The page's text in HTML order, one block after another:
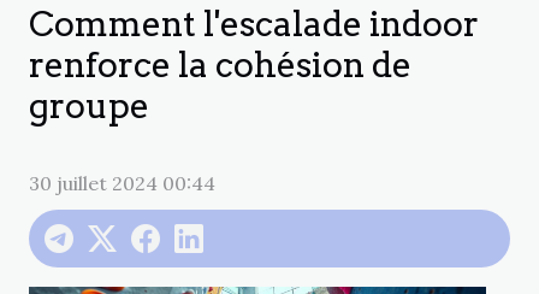
Comment l'escalade indoor
renforce la cohésion de
groupe
30 juillet 2024 00:44